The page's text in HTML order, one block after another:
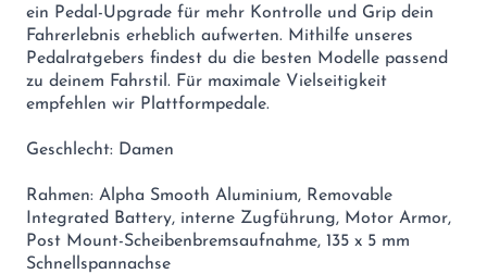
ein Pedal-Upgrade für mehr Kontrolle und Grip dein
Fahrerlebnis erheblich aufwerten. Mithilfe unseres
Pedalratgebers findest du die besten Modelle passend
zu deinem Fahrstil. Für maximale Vielseitigkeit
empfehlen wir Plattformpedale.
Geschlecht: Damen
Rahmen: Alpha Smooth Aluminium, Removable
Integrated Battery, interne Zugführung, Motor Armor,
Post Mount-Scheibenbremsaufnahme, 135 x 5 mm
Schnellspannachse